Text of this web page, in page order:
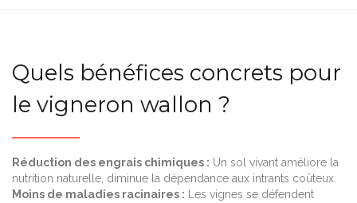
Quels bénéfices concrets pour
le vigneron wallon ?
Réduction des engrais chimiques : Un sol vivant améliore la
nutrition naturelle, diminue la dépendance aux intrants coûteux.
Moins de maladies racinaires : Les vignes se défendent